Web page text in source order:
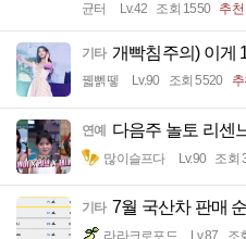
균터 Lv.42 조회 1550 추천
기타 개빡침주의) 이게
꿻뻵뗗 Lv.90 조회 5520
연예 다음주 놀토 리센
많이슬프다 Lv.90 조회
기타 7월 국산차 판매
라라크로포드 Lv.87 조